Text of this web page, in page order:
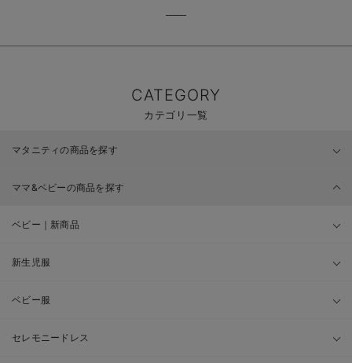
CATEGORY
カテゴリ一覧
マタニティの商品を探す
ママ&ベビーの商品を探す
ベビー｜新商品
新生児服
ベビー服
セレモニードレス